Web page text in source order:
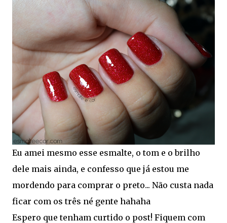
Eu amei mesmo esse esmalte, o tom e o brilho
dele mais ainda, e confesso que já estou me
mordendo para comprar o preto... Não custa nada
ficar com os três né gente hahaha
Espero que tenham curtido o post! Fiquem com